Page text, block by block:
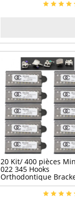
20 Kit/ 400 pièces
022 345 Hooks
Orthodontique
Métal